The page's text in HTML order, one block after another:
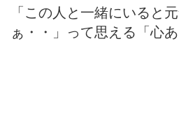
「この人と一緒にいると
ぁ・・」って思える「心